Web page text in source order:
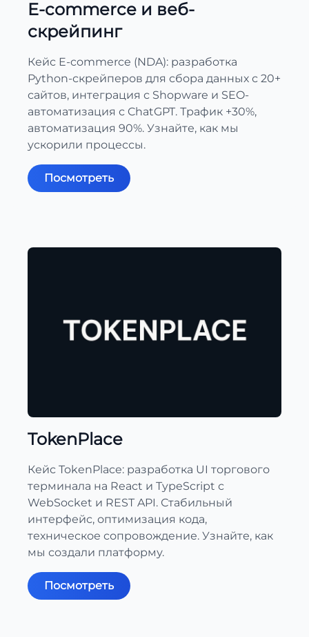
E-commerce и веб-
скрейпинг
Кейс E-commerce (NDA): разработка
Python-скрейперов для сбора данных с 20+
сайтов, интеграция с Shopware и SEO-
автоматизация с ChatGPT. Трафик +30%,
автоматизация 90%. Узнайте, как мы
ускорили процессы.
Посмотреть
TokenPlace
Кейс TokenPlace: разработка UI торгового
терминала на React и TypeScript с
WebSocket и REST API. Стабильный
интерфейс, оптимизация кода,
техническое сопровождение. Узнайте, как
мы создали платформу.
Посмотреть